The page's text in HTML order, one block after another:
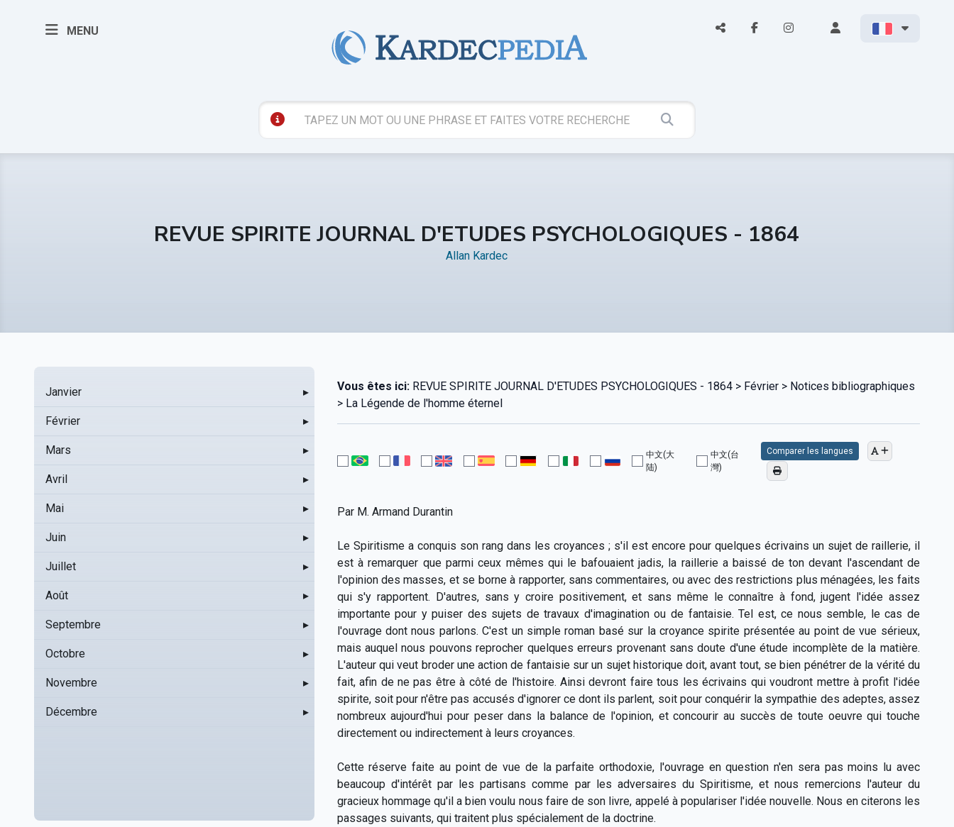
MENU
REVUE SPIRITE JOURNAL D'ETUDES PSYCHOLOGIQUES - 1864
Allan Kardec
Janvier ▸
Février ▸
Mars ▸
Avril ▸
Mai ▸
Juin ▸
Juillet ▸
Août ▸
Septembre ▸
Octobre ▸
Novembre ▸
Décembre ▸
Vous êtes ici:REVUE SPIRITE JOURNAL D'ETUDES PSYCHOLOGIQUES - 1864 > Février > Notices bibliographiques
> La Légende de l'homme éternel
中文(大
陆)
中文(台
灣)
Comparer les langues
Par M. Armand Durantin
Le Spiritisme a conquis son rang dans les croyances ; s'il est encore pour quelques écrivains un sujet de raillerie, il
est à remarquer que parmi ceux mêmes qui le bafouaient jadis, la raillerie a baissé de ton devant l'ascendant de
l'opinion des masses, et se borne à rapporter, sans commentaires, ou avec des restrictions plus ménagées, les faits
qui s'y rapportent. D'autres, sans y croire positivement, et sans même le connaître à fond, jugent l'idée assez
importante pour y puiser des sujets de travaux d'imagination ou de fantaisie. Tel est, ce nous semble, le cas de
l'ouvrage dont nous parlons. C'est un simple roman basé sur la croyance spirite présentée au point de vue sérieux,
mais auquel nous pouvons reprocher quelques erreurs provenant sans doute d'une étude incomplète de la matière.
L'auteur qui veut broder une action de fantaisie sur un sujet historique doit, avant tout, se bien pénétrer de la vérité du
fait, afin de ne pas être à côté de l'histoire. Ainsi devront faire tous les écrivains qui voudront mettre à profit l'idée
spirite, soit pour n'être pas accusés d'ignorer ce dont ils parlent, soit pour conquérir la sympathie des adeptes, assez
nombreux aujourd'hui pour peser dans la balance de l'opinion, et concourir au succès de toute oeuvre qui touche
directement ou indirectement à leurs croyances.
Cette réserve faite au point de vue de la parfaite orthodoxie, l'ouvrage en question n'en sera pas moins lu avec
beaucoup d'intérêt par les partisans comme par les adversaires du Spiritisme, et nous remercions l'auteur du
gracieux hommage qu'il a bien voulu nous faire de son livre, appelé à populariser l'idée nouvelle. Nous en citerons les
passages suivants, qui traitent plus spécialement de la doctrine.